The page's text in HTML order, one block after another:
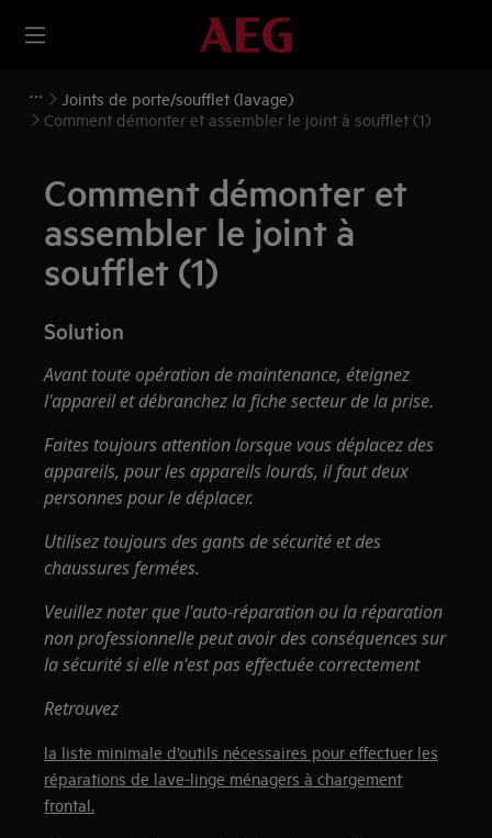
Joints de porte/soufflet (lavage)
Comment démonter et assembler le joint à soufflet (1)
Comment démonter et
assembler le joint à
soufflet (1)
Solution
Avant toute opération de maintenance, éteignez
l'appareil et débranchez la fiche secteur de la prise.
Faites toujours attention lorsque vous déplacez des
appareils, pour les appareils lourds, il faut deux
personnes pour le déplacer.
Utilisez toujours des gants de sécurité et des
chaussures fermées.
Veuillez noter que l'auto-réparation ou la réparation
non professionnelle peut avoir des conséquences sur
la sécurité si elle n'est pas effectuée correctement
Retrouvez
la liste minimale d’outils nécessaires pour effectuer les
réparations de lave-linge ménagers à chargement
frontal.